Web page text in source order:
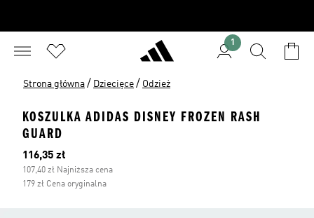
1
Strona główna / Dziecięce / Odzież
KOSZULKA ADIDAS DISNEY FROZEN RASH
GUARD
Bieżąca cena
116,35 zł
107,40 zł Najniższa cena
179 zł Cena oryginalna